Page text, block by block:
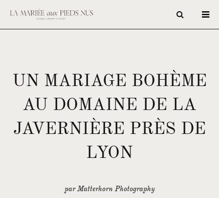
UN MARIAGE BOHÈME
AU DOMAINE DE LA
JAVERNIÈRE PRÈS DE
LYON
par Matterhorn Photography